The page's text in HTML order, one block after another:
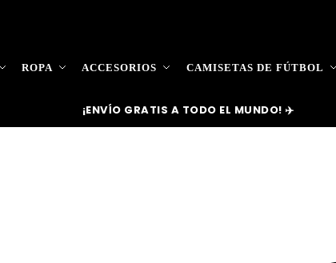
ROPA ACCESORIOS CAMISETAS DE FÚTBOL
¡ENVÍO GRATIS A TODO EL MUNDO! ✈️